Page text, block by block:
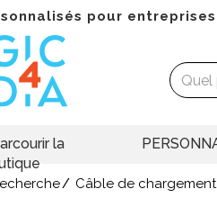
pour entreprises
la
Câble de